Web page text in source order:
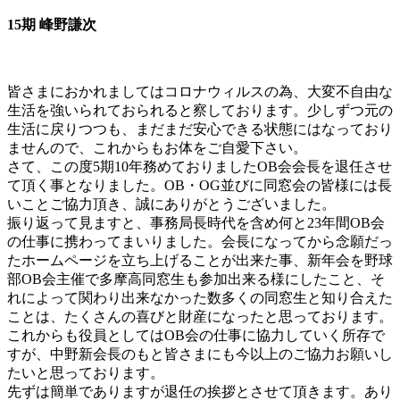
15期 峰野謙次
皆さまにおかれましてはコロナウィルスの為、大変不自由な
生活を強いられておられると察しております。少しずつ元の
生活に戻りつつも、まだまだ安心できる状態にはなっており
ませんので、これからもお体をご自愛下さい。
さて、この度5期10年務めておりましたOB会会長を退任させ
て頂く事となりました。OB・OG並びに同窓会の皆様には長
いことご協力頂き、誠にありがとうございました。
振り返って見ますと、事務局長時代を含め何と23年間OB会
の仕事に携わってまいりました。会長になってから念願だっ
たホームページを立ち上げることが出来た事、新年会を野球
部OB会主催で多摩高同窓生も参加出来る様にしたこと、そ
れによって関わり出来なかった数多くの同窓生と知り合えた
ことは、たくさんの喜びと財産になったと思っております。
これからも役員としてはOB会の仕事に協力していく所存で
すが、中野新会長のもと皆さまにも今以上のご協力お願いし
たいと思っております。
先ずは簡単でありますが退任の挨拶とさせて頂きます。あり